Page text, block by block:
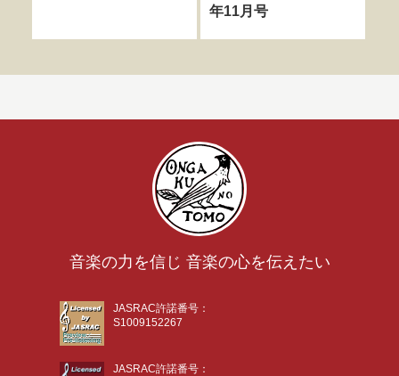
年11月号
音楽の力を信じ 音楽の心を伝えたい
JASRAC許諾番号：
S1009152267
JASRAC許諾番号：